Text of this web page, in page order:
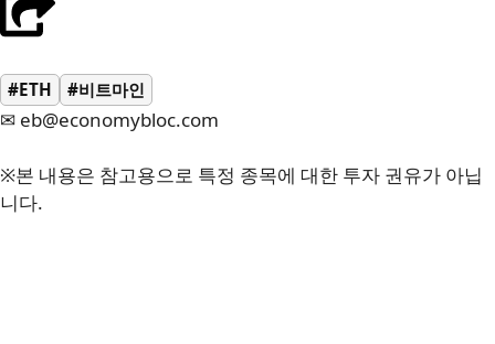
#ETH #비트마인
✉ eb@economybloc.com
※본 내용은 참고용으로 특정 종목에 대한 투자 권유가 아닙
니다.